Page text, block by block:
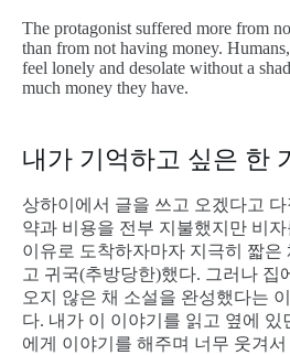
The protagonist suffered more from
than from not having money.
feel lonely and desolate without a
much money they have.
내가 기억하고 싶은 한
상하이에서 글을 쓰고 오겠다고 다
약과 비용을 전부 지불했지만 비
이유로 도착하자마자 지극히 짧은
고 귀국(추방당한)했다. 그러나 집
오지 않은 채 소설을 완성했다는
다. 내가 이 이야기를 읽고 옆에 있
에게 이야기를 해주며 너무 웃겨